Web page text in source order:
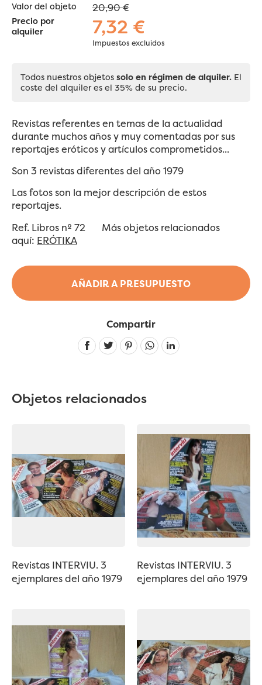
AÑADIR A PRESUPUESTO
Valor del objeto 20,90 €
Precio por
alquiler
7,32 €
Impuestos excluidos
Todos nuestros objetos solo en régimen de alquiler. El
coste del alquiler es el 35% de su precio.
Revistas referentes en temas de la actualidad
durante muchos años y muy comentadas por sus
reportajes eróticos y artículos comprometidos...
Son 3 revistas diferentes del año 1979
Las fotos son la mejor descripción de estos
reportajes.
Ref. Libros nº 72 Más objetos relacionados
aquí: ERÓTIKA
Compartir
Linkedin
Objetos relacionados
Revistas INTERVIU. 3
ejemplares del año 1979
Revistas INTERVIU. 3
ejemplares del año 1979